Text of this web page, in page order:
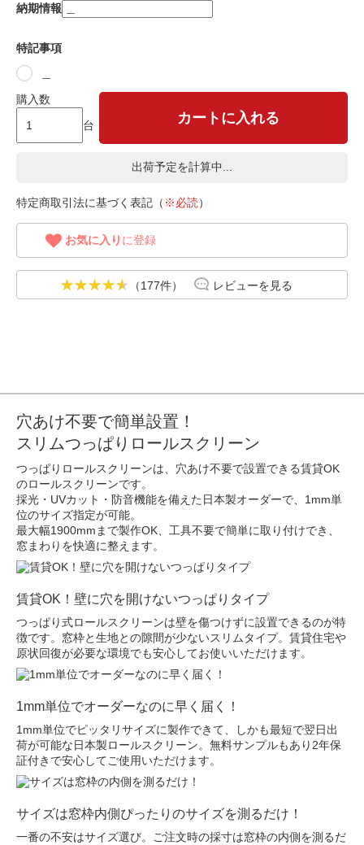
納期情報
特記事項
購入数
台
カートに入れる
出荷予定を計算中...
特定商取引法に基づく表記（ ※必読）
お気に入り に登録
（177件） レビューを見る
穴あけ不要で簡単設置！
スリムつっぱりロールスクリーン
つっぱりロールスクリーンは、穴あけ不要で設置できる賃貸OK
のロールスクリーンです。
採光・UVカット・防音機能を備えた日本製オーダーで、1mm単
位のサイズ指定が可能。
最大幅1900mmまで製作OK、工具不要で簡単に取り付けでき、
窓まわりを快適に整えます。
賃貸OK！壁に穴を開けないつっぱりタイプ
つっぱり式ロールスクリーンは壁を傷つけずに設置できるのが特
徴です。窓枠と生地との隙間が少ないスリムタイプ。賃貸住宅や
原状回復が必要な環境でも安心してお使いいただけます。
1mm単位でオーダーなのに早く届く！
1mm単位でピッタリサイズに製作できて、しかも最短で翌日出
荷が可能な日本製ロールスクリーン。無料サンプルもあり2年保
証付きで安心してご使用いただけます。
サイズは窓枠内側ぴったりのサイズを測るだけ！
一番の不安はサイズ選び。ご注文時の採寸は窓枠の内側を測るだ